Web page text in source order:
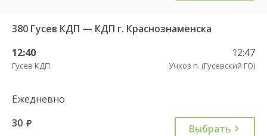
380 Гусев КДП — КДП г. Краснознаменска
12:40
Гусев КДП
12:47
Учхоз п. (Гусевский ГО)
Ежедневно
30 руб. Выбрать